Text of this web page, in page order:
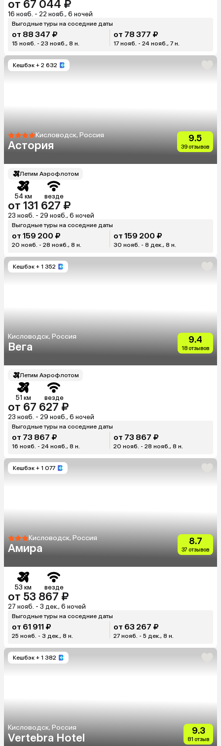
от 67 044 ₽
16 нояб. - 22 нояб., 6 ночей
Выгодные туры на соседние даты
от 88 347 ₽
15 нояб. - 23 нояб., 8 н.
от 78 377 ₽
17 нояб. - 24 нояб., 7 н.
Кешбэк + 2 632
Кисловодск, Россия
Астория
9.5
39 отзывов
Летим Аэрофлотом
54 км везде
от 131 627 ₽
23 нояб. - 29 нояб., 6 ночей
Выгодные туры на соседние даты
от 159 200 ₽
20 нояб. - 28 нояб., 8 н.
от 159 200 ₽
30 нояб. - 8 дек., 8 н.
Кешбэк + 1 352
Кисловодск, Россия
Вега
9.4
18 отзывов
Летим Аэрофлотом
51 км везде
от 67 627 ₽
23 нояб. - 29 нояб., 6 ночей
Выгодные туры на соседние даты
от 73 867 ₽
16 нояб. - 24 нояб., 8 н.
от 73 867 ₽
20 нояб. - 28 нояб., 8 н.
Кешбэк + 1 077
Кисловодск, Россия
Амира
8.7
37 отзывов
53 км везде
от 53 867 ₽
27 нояб. - 3 дек., 6 ночей
Выгодные туры на соседние даты
от 61 911 ₽
25 нояб. - 3 дек., 8 н.
от 63 267 ₽
27 нояб. - 5 дек., 8 н.
Кешбэк + 1 382
Кисловодск, Россия
Vertebra Hotel
9.3
81 отзыв